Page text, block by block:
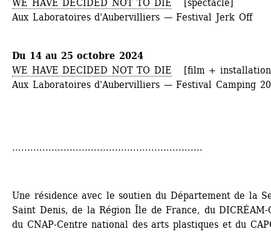
WE HAVE DECIDED NOT TO DIE [spectacle]
Aux Laboratoires d'Aubervilliers — Festival Jerk Off
Du 14 au 25 octobre 2024
WE HAVE DECIDED NOT TO DIE [film +
Aux Laboratoires d'Aubervilliers — Festival Camping
...............................................................
Une résidence avec le soutien du Département de la
Saint Denis, de la Région Île de France, du DICRÉAM-
du CNAP-Centre national des arts plastiques et du